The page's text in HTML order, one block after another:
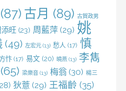
(87) 古月 (89) 古賀政男
添旺 (23) 周藍萍 (29) 姚
(49) 左宏元 (13) 愁人 (17) 慎
方忭 (17) 易文 (20) 曉燕 (13) 李雋
(65) 梁樂音 (13) 梅翁 (30) 楊三
狄薏 (29) 王福齡 (35)